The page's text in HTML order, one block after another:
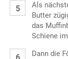
Als
Butter
das
Schiene
Dann die